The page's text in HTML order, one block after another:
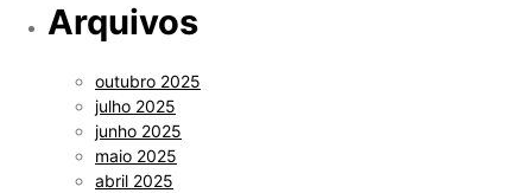
Arquivos
outubro 2025
julho 2025
junho 2025
maio 2025
abril 2025